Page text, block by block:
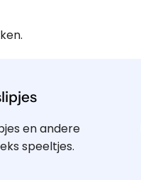
en andere
speeltjes.